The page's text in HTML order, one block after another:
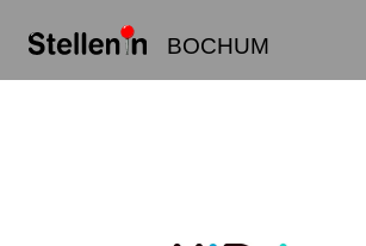
BOCHUM